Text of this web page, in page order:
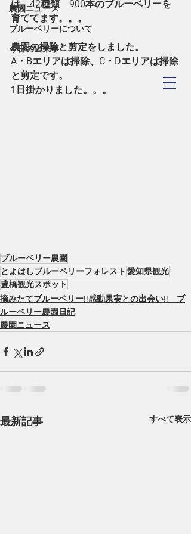
​Blueberry Forest
農園ニュース
ブルーベリーについて
今日の出来事
は、42種類　900本のブルーベリーを
育ててます。。。
農園の掃除と剪定をしました。
A・Bエリアは掃除、C・Dエリアは掃除
と剪定です。
1日掛かりました。。。
ブルーベリー農園
とよはしブルーベリーフォレスト 愛知県観光
豊橋観光スポット
摘みたてブルーベリー!!感動果実との出会い!! ブ
ルーベリー農園日記
農園ニュース
最新記事 すべて表示